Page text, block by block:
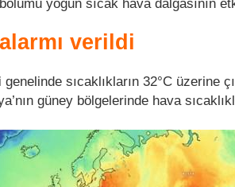
yoğun sıcak hava dalgasının
verildi
genelinde sıcaklıkların 32°C üzerine
güney bölgelerinde hava